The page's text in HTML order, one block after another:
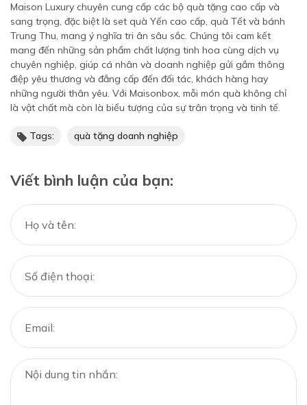
Maison Luxury chuyên cung cấp các bộ quà tặng cao cấp và
sang trọng, đặc biệt là set quà Yến cao cấp, quà Tết và bánh
Trung Thu, mang ý nghĩa tri ân sâu sắc. Chúng tôi cam kết
mang đến những sản phẩm chất lượng tinh hoa cùng dịch vụ
chuyên nghiệp, giúp cá nhân và doanh nghiệp gửi gắm thông
điệp yêu thương và đẳng cấp đến đối tác, khách hàng hay
những người thân yêu. Với Maisonbox, mỗi món quà không chỉ
là vật chất mà còn là biểu tượng của sự trân trọng và tinh tế.
Tags: quà tặng doanh nghiệp
Viết bình luận của bạn: